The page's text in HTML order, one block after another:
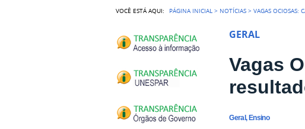
VOCÊ ESTÁ AQUI: PÁGINA INICIAL > NOTÍCIAS >VAGAS OCIOSAS:
GERAL
Vagas
Geral, Ensino